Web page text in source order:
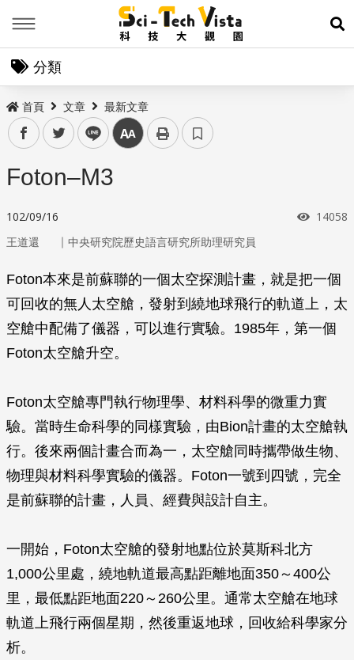
展
分類
首頁 文章 最新文章
facebooktwitter line 中
Foton–M3
102/09/16 瀏覽次
14058
王道還 ｜ 中央研究院歷史語言研究所助理研究員
Foton本來是前蘇聯的一個太空探測計畫，就是把一個
可回收的無人太空艙，發射到繞地球飛行的軌道上，太
空艙中配備了儀器，可以進行實驗。1985年，第一個
Foton太空艙升空。
Foton太空艙專門執行物理學、材料科學的微重力實
驗。當時生命科學的同樣實驗，由Bion計畫的太空艙執
行。後來兩個計畫合而為一，太空艙同時攜帶做生物、
物理與材料科學實驗的儀器。Foton一號到四號，完全
是前蘇聯的計畫，人員、經費與設計自主。
一開始，Foton太空艙的發射地點位於莫斯科北方
1,000公里處，繞地軌道最高點距離地面350～400公
里，最低點距地面220～260公里。通常太空艙在地球
軌道上飛行兩個星期，然後重返地球，回收給科學家分
析。